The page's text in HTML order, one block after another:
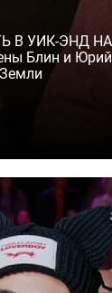
В УИК-ЭНД
Блин и